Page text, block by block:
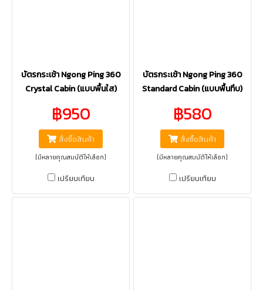
บัตรกระเช้า Ngong Ping 360
Crystal Cabin (แบบพื้นใส)
฿950
สั่งซื้อสินค้า
(มีหลายคุณสมบัติให้เลือก)
เปรียบเทียบ
บัตรกระเช้า Ngong Ping 360
Standard Cabin (แบบพื้นทึบ)
฿580
สั่งซื้อสินค้า
(มีหลายคุณสมบัติให้เลือก)
เปรียบเทียบ